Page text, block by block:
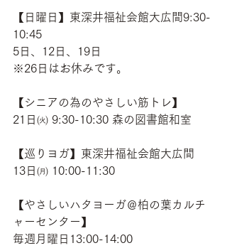
【日曜日】東深井福祉会館大広間9:30-
10:45
5日、12日、19日
※26日はお休みです。
【シニアの為のやさしい筋トレ】
21日㈫ 9:30-10:30 森の図書館和室
【巡りヨガ】東深井福祉会館大広間
13日㈪ 10:00-11:30
【やさしいハタヨーガ＠柏の葉カルチ
ャーセンター】
毎週月曜日13:00-14:00